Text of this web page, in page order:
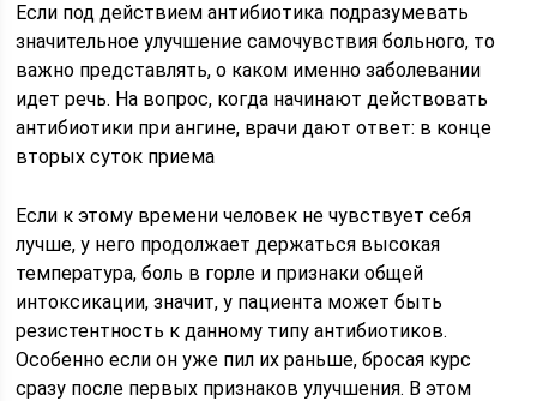
Если под действием антибиотика подразумевать
значительное улучшение самочувствия больного, то
важно представлять, о каком именно заболевании
идет речь. На вопрос, когда начинают действовать
антибиотики при ангине, врачи дают ответ: в конце
вторых суток приема
Если к этому времени человек не чувствует себя
лучше, у него продолжает держаться высокая
температура, боль в горле и признаки общей
интоксикации, значит, у пациента может быть
резистентность к данному типу антибиотиков.
Особенно если он уже пил их раньше, бросая курс
сразу после первых признаков улучшения. В этом